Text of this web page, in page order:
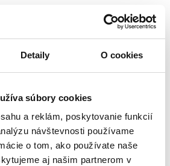
Detaily O cookies
súbory cookies
a reklám, poskytovanie funkcií
návštevnosti používame
o tom, ako používate naše
aj našim partnerom v